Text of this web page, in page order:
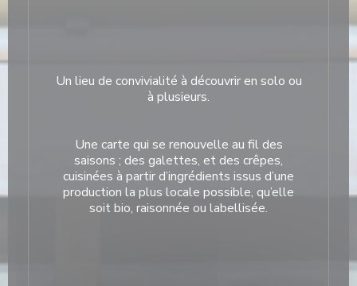
Un lieu de convivialité à découvrir en solo ou
à plusieurs.
Une carte qui se renouvelle au fil des
saisons ; des galettes, et des crêpes,
cuisinées à partir d’ingrédients issus d’une
production la plus locale possible, qu’elle
soit bio, raisonnée ou labellisée.